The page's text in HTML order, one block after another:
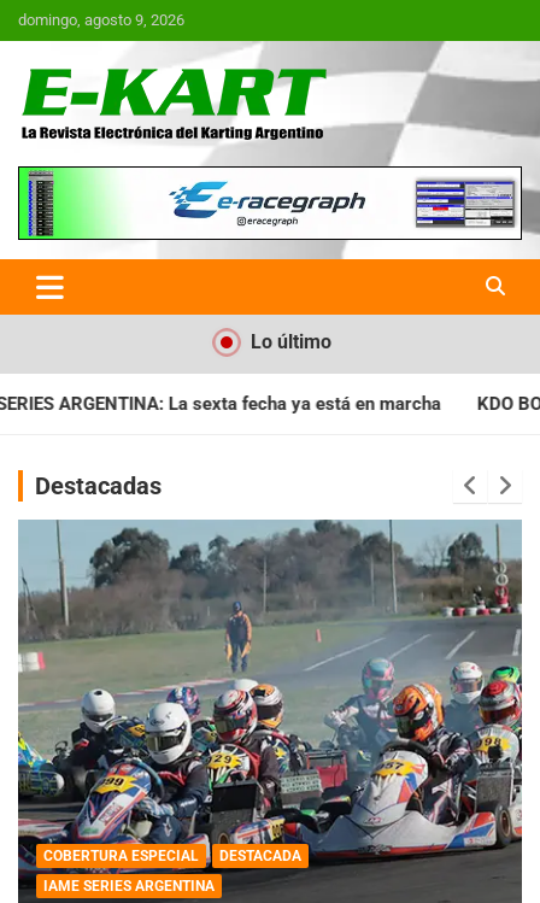
Saltar
al
domingo, agosto 9, 2026
E-Kart.com.ar | La Revista
Electrónica del Karting en
Argentina
Lo último
ya está en marcha KDO BONAERENSE: Con la vara bien
Destacadas
COBERTURA ESPECIAL
DESTACADA
IAME SERIES ARGENTINA